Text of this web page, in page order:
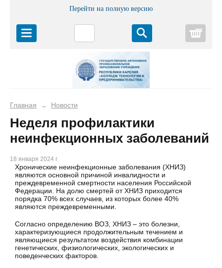
Перейти на полную версию
Главная → Новости
Неделя профилактики
неинфекционных заболеваний
18 января 2024 г.
Хронические неинфекционные заболевания (ХНИЗ)
являются основной причиной инвалидности и
преждевременной смертности населения Российской
Федерации. На долю смертей от ХНИЗ приходится
порядка 70% всех случаев, из которых более 40%
являются преждевременными.
Согласно определению ВОЗ, ХНИЗ – это болезни,
характеризующиеся продолжительным течением и
являющиеся результатом воздействия комбинации
генетических, физиологических, экологических и
поведенческих факторов.